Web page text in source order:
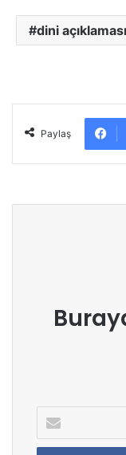
dini açıklaması
Paylaş
P